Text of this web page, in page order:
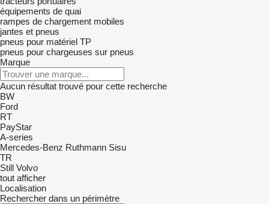
équipements de quai
rampes de chargement mobiles
jantes et pneus
pneus pour matériel TP
pneus pour chargeuses sur pneus
Marque
Aucun résultat trouvé pour cette recherche
BW
Ford
RT
PayStar
A-series
Mercedes-Benz Ruthmann Sisu
TR
Still Volvo
tout afficher
Localisation
Rechercher dans un périmètre